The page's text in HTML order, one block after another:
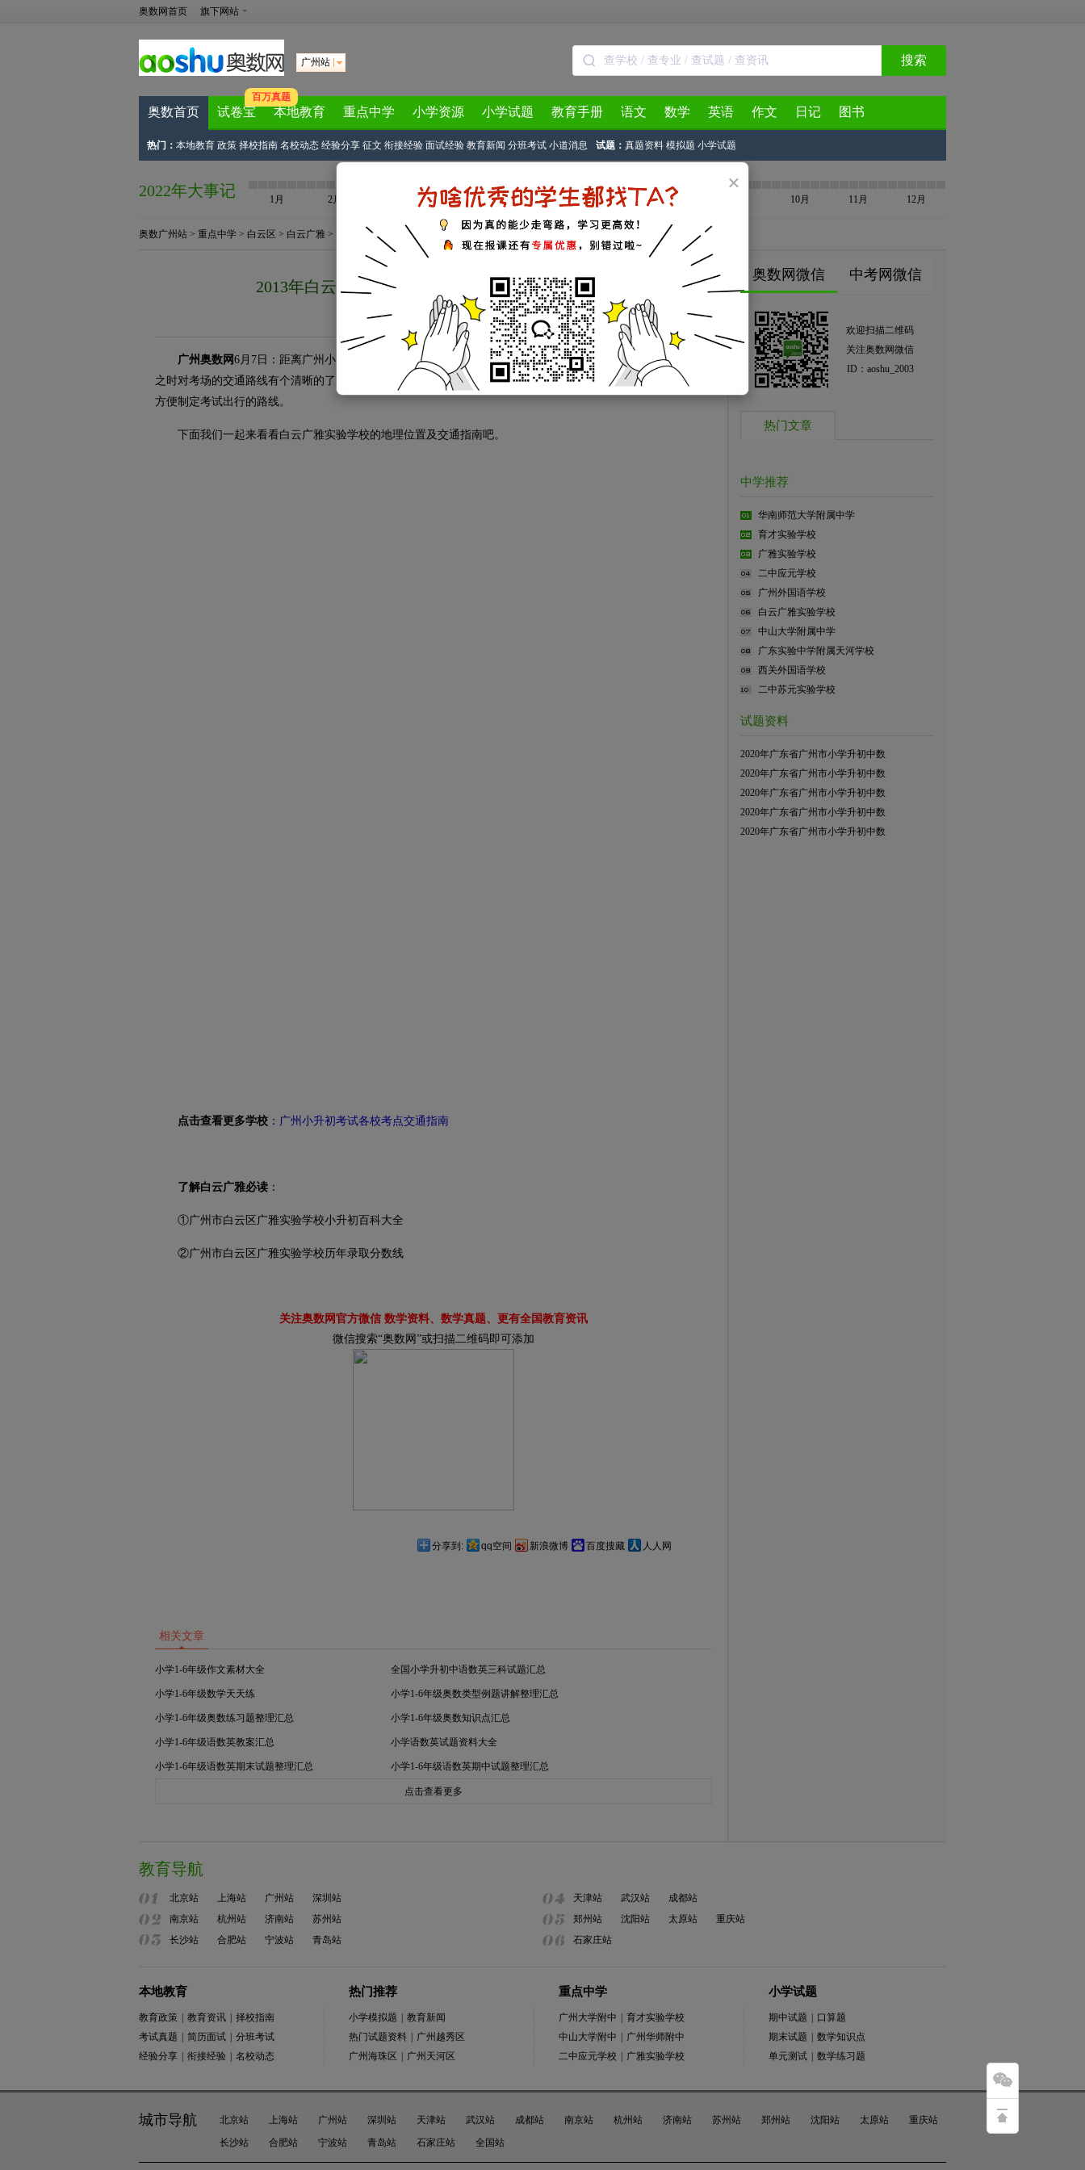
×
奥数网首页 旗下网站
广州站 搜索
奥数首页 试卷宝
百万真题
本地教育 重点中学 小学资源 小学试题 教育手册 语文 数学 英语 作文 日记 图书
热门： 本地教育 政策 择校指南 名校动态 经验分享 征文 衔接经验 面试经验 教育新闻 分班考试 小道消息 试题： 真题资料 模拟题 小学试题
2022年大事记 1月 2月 4月 5月 6月 7月 10月 11月 12月
奥数广州站 > 重点中学 > 白云区 > 白云广雅 > 正文
2013年白云广雅实验学校小升初考试考点交通指南
来源：广州奥数网 2013-06-07 16:14:05
广州奥数网6月7日：距离广州小升初民校、外国语等考试还剩下将近20天的时间，为了让家长们在考试来临
之时对考场的交通路线有个清晰的了解，奥数网为小升初家长们推出了各学校考场的交通指南，以便让家长们更
方便制定考试出行的路线。
下面我们一起来看看白云广雅实验学校的地理位置及交通指南吧。
点击查看更多学校 ： 广州小升初考试各校考点交通指南
了解白云广雅必读 ：
①广州市白云区广雅实验学校小升初百科大全
②广州市白云区广雅实验学校历年录取分数线
关注奥数网官方微信 数学资料、数学真题、更有全国教育资讯
微信搜索“奥数网”或扫描二维码即可添加
分享到: qq空间 新浪微博 百度搜藏 人人网
相关文章
小学1-6年级作文素材大全 全国小学升初中语数英三科试题汇总
小学1-6年级数学天天练 小学1-6年级奥数类型例题讲解整理汇总
小学1-6年级奥数练习题整理汇总 小学1-6年级奥数知识点汇总
小学1-6年级语数英教案汇总 小学语数英试题资料大全
小学1-6年级语数英期末试题整理汇总 小学1-6年级语数英期中试题整理汇总
点击查看更多
奥数网微信 中考网微信
欢迎扫描二维码
关注奥数网微信
ID：aoshu_2003
热门文章
中学推荐
华南师范大学附属中学
育才实验学校
广雅实验学校
二中应元学校
广州外国语学校
白云广雅实验学校
中山大学附属中学
广东实验中学附属天河学校
西关外国语学校
二中苏元实验学校
试题资料
2020年广东省广州市小学升初中数
2020年广东省广州市小学升初中数
2020年广东省广州市小学升初中数
2020年广东省广州市小学升初中数
2020年广东省广州市小学升初中数
教育导航
北京站 上海站 广州站 深圳站 天津站 武汉站
成都站
南京站
杭州站 济南站 苏州站 郑州站 沈阳站 太原站
重庆站
长沙站
合肥站 宁波站 青岛站 石家庄站
本地教育
教育政策 教育资讯
择校指南
考试真题
简历面试
分班考试
经验分享
衔接经验 名校动态
热门推荐
小学模拟题
教育新闻
热门试题资料
广州越秀区
广州海珠区
广州天河区
重点中学
广州大学附中
育才实验学校
中山大学附中
广州华师附中
二中应元学校
广雅实验学校
小学试题
期中试题
口算题
期末试题
数学知识点
单元测试
数学练习题
城市导航 北京站 上海站 广州站 深圳站 天津站 武汉站 成都站 南京站 杭州站 济南站 苏州站 郑州站 沈阳站 太原站
重庆站
长沙站
合肥站 宁波站 青岛站 石家庄站 全国站